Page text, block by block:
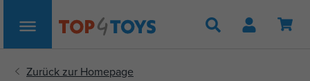
Suche